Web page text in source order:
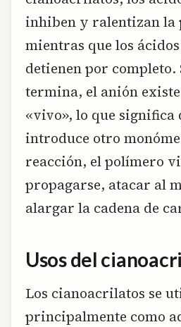
inhiben y ralentizan la
mientras que los
detienen por completo.
termina, el anión
«vivo», lo que significa
introduce otro
reacción, el polímero
propagarse, atacar al
alargar la cadena de
Usos del
Los cianoacrilatos se
principalmente como